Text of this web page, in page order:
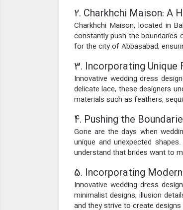
2. Charkhchi Maison: A
Charkhchi Maison, located in
constantly push the boundaries
for the city of Abbasabad,
3. Incorporating Unique
Innovative wedding dress
delicate lace, these designers
materials such as feathers,
4. Pushing the
Gone are the days when
unique and unexpected
understand that brides want to
5. Incorporating
Innovative wedding dress
minimalist designs, illusion
and they strive to create